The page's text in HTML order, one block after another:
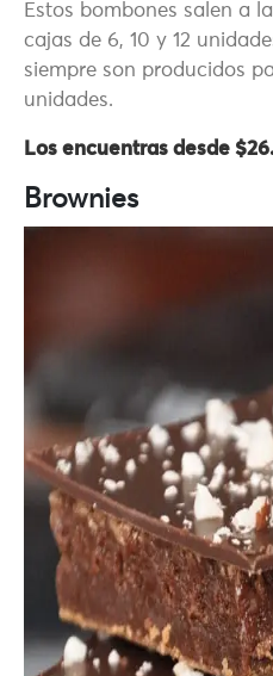
Estos bombones salen a
cajas de 6, 10 y 12
siempre son producidos
unidades.
Los encuentras desde
Brownies